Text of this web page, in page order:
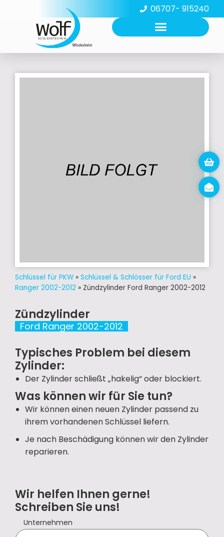
06707- 915240
Schlüssel für PKW » Schlüssel & Schlösser für Ford EU »
Ranger 2002-2012 » Zündzylinder Ford Ranger 2002-2012
Zündzylinder
Ford Ranger 2002-2012
Typisches Problem bei diesem
Zylinder:
Der Zylinder schließt „hakelig“ oder blockiert.
Was können wir für Sie tun?
Wir können einen neuen Zylinder passend zu
ihrem vorhandenen Schlüssel liefern.
Je nach Beschädigung können wir den Zylinder
reparieren.
Wir helfen Ihnen gerne!
Schreiben Sie uns!
Unternehmen